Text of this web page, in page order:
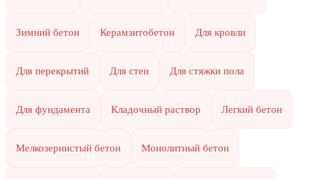
Зимний бетон Керамзитобетон Для кровли
Для перекрытий Для стен Для стяжки пола
Для фундамента Кладочный раствор Легкий бетон
Мелкозернистый бетон Монолитный бетон